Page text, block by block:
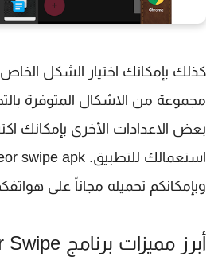
كذلك بإمكانك اختيار الشكل
مجموعة من الاشكال المتوفرة
بعض الاعدادات الأخرى بإمكانك
وبإمكانكم تحميله مجاناً على
أبرز مميزات برنامج Meteor Swipe